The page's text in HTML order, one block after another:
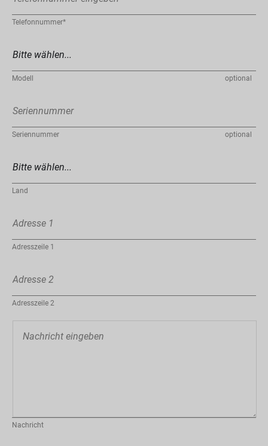
Telefonnummer*
Modell optional
Seriennummer optional
Land
Adresszeile 1
Adresszeile 2
Nachricht